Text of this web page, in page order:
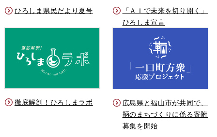
ひろしま県民だより夏号
「ＡＩで未来を切り開く」
ひろしま宣言
徹底解剖！ひろしまラボ
広島県と福山市が共同で、
鞆のまちづくりに係る寄附
募集を開始